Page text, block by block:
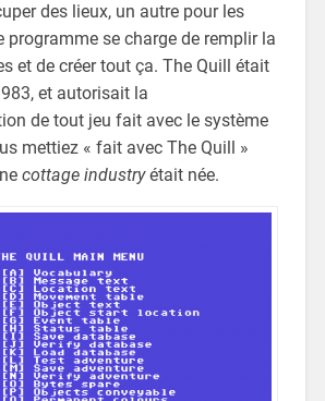
des lieux, un autre pour les
programme se charge de remplir la
et de créer tout ça. The Quill était
et autorisait la
de tout jeu fait avec le système
mettiez « fait avec The Quill »
cottage industryétait née.